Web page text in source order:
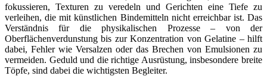
fokussieren, Texturen zu veredeln und Gerichten eine Tiefe zu
verleihen, die mit künstlichen Bindemitteln nicht erreichbar ist. Das
Verständnis für die physikalischen Prozesse – von der
Oberflächenverdunstung bis zur Konzentration von Gelatine – hilft
dabei, Fehler wie Versalzen oder das Brechen von Emulsionen zu
vermeiden. Geduld und die richtige Ausrüstung, insbesondere breite
Töpfe, sind dabei die wichtigsten Begleiter.